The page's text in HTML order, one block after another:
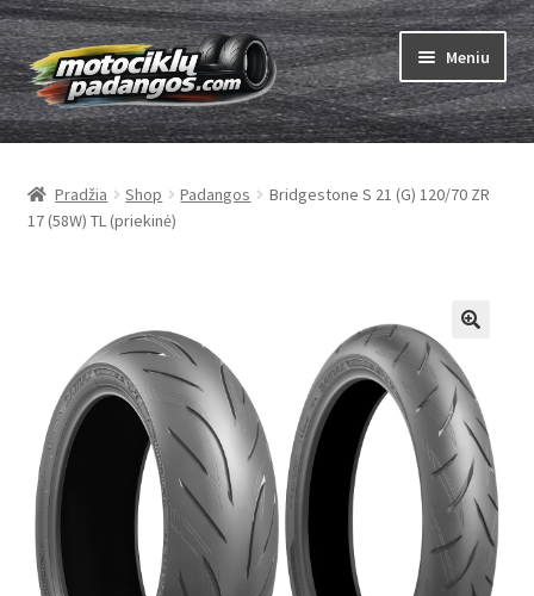
Pereiti
prie
meniu
Pereiti
prie
turinio
Meniu
Padangos
menu
Kameros
menu
Kaip užsisakyti
Testų
Brand
sub-
menu
Kontaktai
Pradžia Shop Padangos
Bridgestone S 21 (G) 120/70 ZR
17 (58W) TL (priekinė)